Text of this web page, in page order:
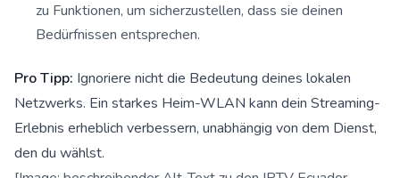
zu Funktionen, um sicherzustellen, dass sie deinen
Bedürfnissen entsprechen.
Pro Tipp: Ignoriere nicht die Bedeutung deines lokalen
Netzwerks. Ein starkes Heim-WLAN kann dein Streaming-
Erlebnis erheblich verbessern, unabhängig von dem Dienst,
den du wählst.